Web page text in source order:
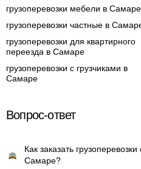
грузоперевозки мебели в Самаре
грузоперевозки частные в
грузоперевозки для квартирного
переезда в Самаре
грузоперевозки с грузчиками в
Самаре
Вопрос-ответ
Как заказать
Самаре?